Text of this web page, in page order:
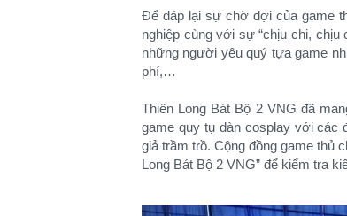
Để đáp lại sự chờ đợi của game
nghiệp cùng với sự “chịu chi,
những người yêu quý tựa game
phí,…
Thiên Long Bát Bộ 2 VNG đã
game quy tụ dàn cosplay với các
giả trầm trồ. Cộng đồng game thủ
Long Bát Bộ 2 VNG” để kiểm tra